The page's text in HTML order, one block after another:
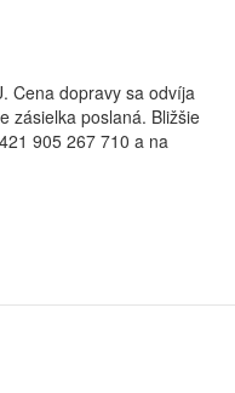
Cena dopravy sa odvíja
zásielka poslaná. Bližšie
905 267 710 a na